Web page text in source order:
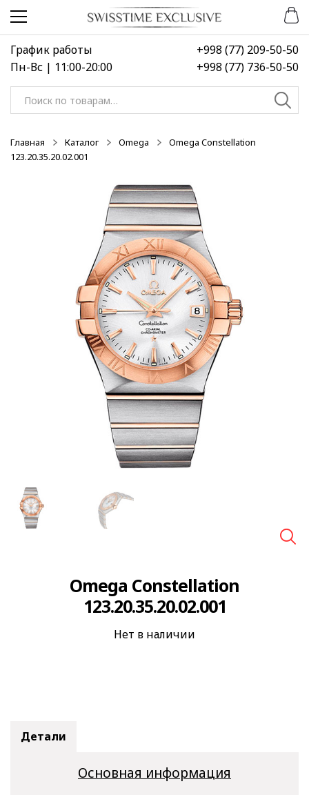
Перейти
навигации
Перейти
содержимому
График работы
Пн-Вс | 11:00-20:00
+998 (77) 209-50-50
+998 (77) 736-50-50
Искать:
Главная Каталог Omega
Omega Constellation
123.20.35.20.02.001
Omega Constellation
123.20.35.20.02.001
Нет в наличии
Детали
Основная информация